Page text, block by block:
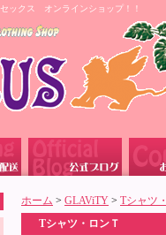
ックス オンラインショップ！！
ホーム > GLAViTY > Tシャツ
Tシャツ・ロンＴ